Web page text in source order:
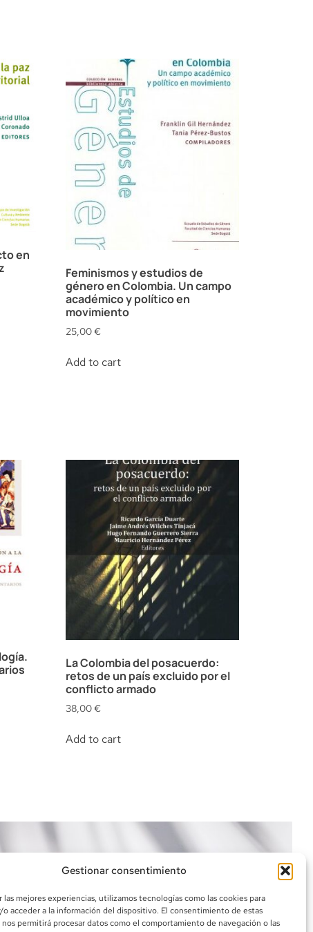
Gestionar consentimiento
las mejores experiencias, utilizamos tecnologías como las cookies para
o acceder a la información del dispositivo. El consentimiento de estas
permitirá procesar datos como el comportamiento de navegación o las
en
Feminismos y estudios de
género en Colombia. Un campo
académico y político en
movimiento
25,00€
Add to cart
La Colombia del posacuerdo:
retos de un país excluido por el
conflicto armado
38,00€
Add to cart